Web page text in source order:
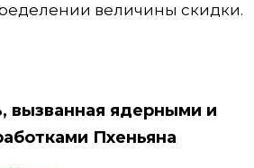
величины скидки.
вызванная ядерными и
Пхеньяна